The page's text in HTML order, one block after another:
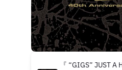
『 “GIGS” JUST A HERO